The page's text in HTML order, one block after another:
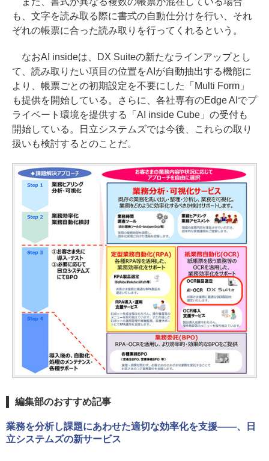
も、文字を読み取る際に書式の自動仕分けを行い、それ
ぞれの帳票に合った読み取りを行ってくれるという。
なおAI insideは、DX Suiteの新たなラインアップとし
て、読み取りたい項目の位置をAIが自動抽出する機能に
より、帳票ごとの初期設定を不要にした「Multi Form」
も提供を開始している。さらに、各社専有のEdge AIでプ
ライベート環境を提供する「AI inside Cube」の受付も
開始している。日立システムズでは今後、これらの取り
扱いも検討するとのことだ。
編集部のおすすめ記事
業務を分析し課題にあわせた適切な効率化を支援――、日
立システムズの新サービス